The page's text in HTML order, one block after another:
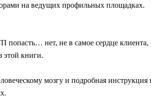
на ведущих профильных площадках.
нет, не в самое сердце
этой книги.
мозгу и подробная